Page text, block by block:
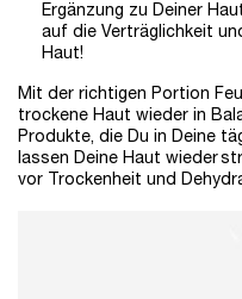
Ergänzung zu Deiner
auf die Verträglichkeit
Haut!
Mit der richtigen Portion
trockene Haut wieder in
Produkte, die Du in Deine
lassen Deine Haut wieder
vor Trockenheit und